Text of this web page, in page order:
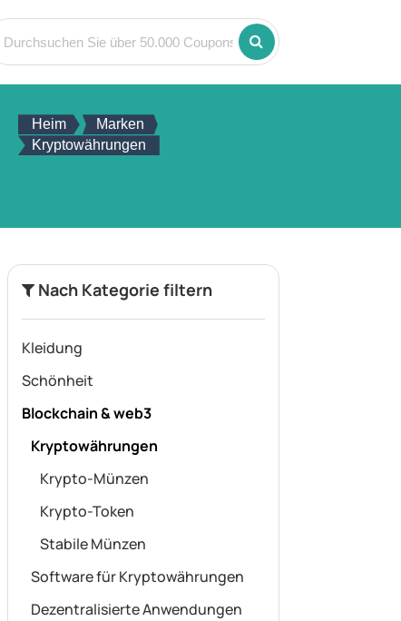
Heim
Marken
Kryptowährungen
Nach Kategorie filtern
Kleidung
Schönheit
Blockchain & web3
Kryptowährungen
Krypto-Münzen
Krypto-Token
Stabile Münzen
Software für Kryptowährungen
Dezentralisierte Anwendungen